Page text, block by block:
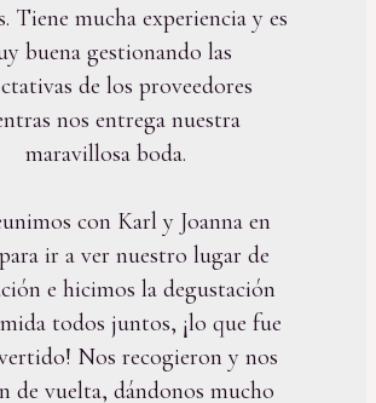
Tiene mucha experiencia y es
buena gestionando las
de los proveedores
nos entrega nuestra
maravillosa boda.
con Karl y Joanna en
ir a ver nuestro lugar de
e hicimos la degustación
todos juntos, ¡lo que fue
Nos recogieron y nos
de vuelta, dándonos mucho